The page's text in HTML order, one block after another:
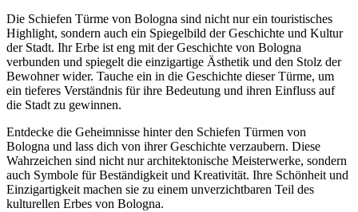
Die Schiefen Türme von Bologna sind nicht nur ein touristisches
Highlight, sondern auch ein Spiegelbild der Geschichte und Kultur
der Stadt. Ihr Erbe ist eng mit der Geschichte von Bologna
verbunden und spiegelt die einzigartige Ästhetik und den Stolz der
Bewohner wider. Tauche ein in die Geschichte dieser Türme, um
ein tieferes Verständnis für ihre Bedeutung und ihren Einfluss auf
die Stadt zu gewinnen.
Entdecke die Geheimnisse hinter den Schiefen Türmen von
Bologna und lass dich von ihrer Geschichte verzaubern. Diese
Wahrzeichen sind nicht nur architektonische Meisterwerke, sondern
auch Symbole für Beständigkeit und Kreativität. Ihre Schönheit und
Einzigartigkeit machen sie zu einem unverzichtbaren Teil des
kulturellen Erbes von Bologna.